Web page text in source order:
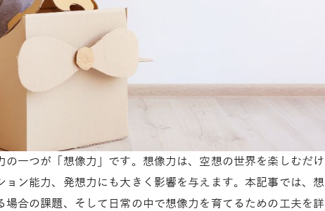
の一つが「想像力」です。想像力は、空想の世界を楽しむだけ
ョン能力、発想力にも大きく影響を与えます。本記事では、想
場合の課題、そして日常の中で想像力を育てるための工夫を詳